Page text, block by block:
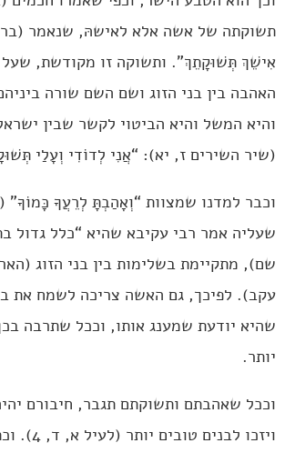
תשוקתה של אשה אלא לאישהּ, שנאמר
אִישֵׁךְ תְּשׁוּקָתֵךְ”. ותשוקה זו מקודשת,
האהבה בין בני הזוג ושם השם שורה
והיא המשל והיא הביטוי לקשר שבין
(שיר השירים ז, יא): “אֲנִי לְדוֹדִי וְעָלַי
וכבר למדנו שמצוות “וְאָהַבְתָּ לְרֵעֲךָ כָּמוֹךָ”
שעליה אמר רבי עקיבא שהיא “כלל גדול
שם), מתקיימת בשלימות בין בני הזוג
עקב). לפיכך, גם האשה צריכה לשמח את
שהיא יודעת שמענג אותו, וככל שתרבה
יותר.
וככל שאהבתם ותשוקתם תגבר, חיבורם
ויזכו לבנים